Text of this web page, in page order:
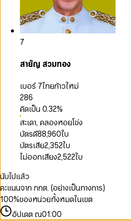
7
สายัญ สวมทอง
เบอร์ 7ไทยก้าวใหม่
286
คิดเป็น0.32%
สะเดา, คลองหอยโข่ง
บัตรดี88,960ใบ
บัตรเสีย2,352ใบ
ไม่ออกเสียง2,522ใบ
นับไปแล้ว
คะแนนจาก กกต. (อย่างเป็นทางการ)
100%ของหน่วยทั้งหมดในเขต
อัปเดต ณ01:00